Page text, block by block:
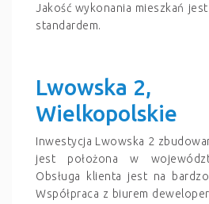
Jakość wykonania mieszkań
standardem.
Lwowska 2,
Wielkopolskie
Inwestycja Lwowska 2
jest położona w
Obsługa klienta jest na
Współpraca z biurem